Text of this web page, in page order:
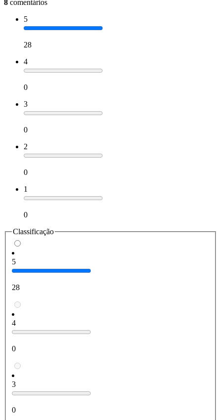
8 comentários
5
28
4
0
3
0
2
0
1
0
Classificação
5
28
4
0
3
0